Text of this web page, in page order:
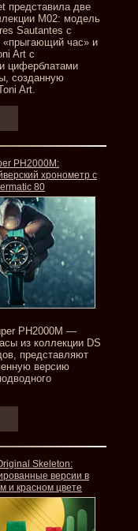
представила две
M02: модель
Sautantes с
час» и
Art с
циферблатами
созданную
Art.
PH2000M:
хронометр с
80
PH2000M —
из коллекции DS
представляют
версию
Skeleton:
версии в
и красном цвете